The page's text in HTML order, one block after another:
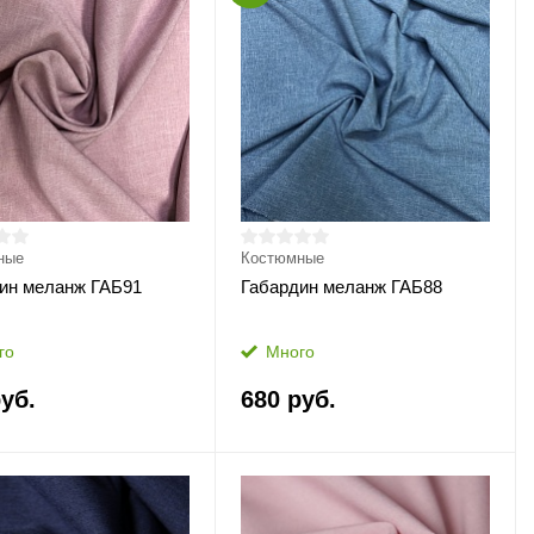
меланж ГАБ91
Костюмные
Габардин меланж ГАБ88
Много
680 руб.